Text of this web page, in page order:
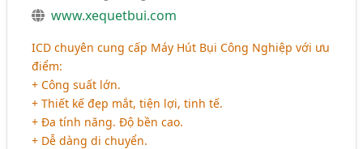
www.xequetbui.com
ICD chuyên cung cấp Máy Hút Bụi Công Nghiệp với ưu
điểm:
+ Công suất lớn.
+ Thiết kế đẹp mắt, tiện lợi, tinh tế.
+ Đa tính năng. Độ bền cao.
+ Dễ dàng di chuyển.